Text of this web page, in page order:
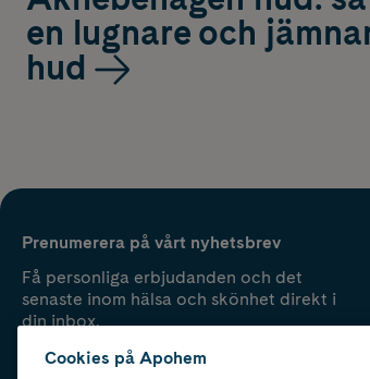
en lugnare och
hud
Prenumerera på vårt nyhetsbrev
Få personliga erbjudanden och det
senaste inom hälsa och skönhet direkt i
din inbox.
Cookies på Apohem